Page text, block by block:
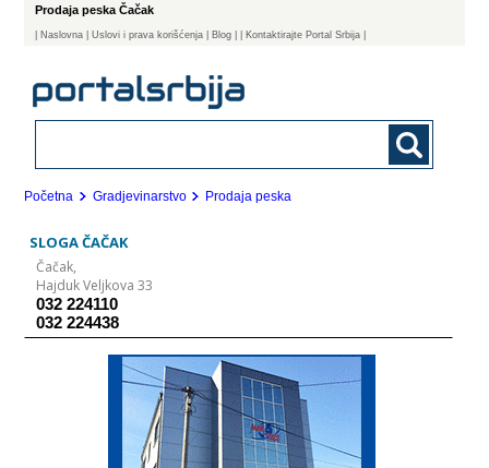
Prodaja peska Čačak
Naslovna | Uslovi i prava korišćenja Blog | Kontaktirajte Portal Srbija |
Početna Gradjevinarstvo Prodaja peska
SLOGA ČAČAK
Čačak,
Hajduk Veljkova 33
032 224110
032 224438